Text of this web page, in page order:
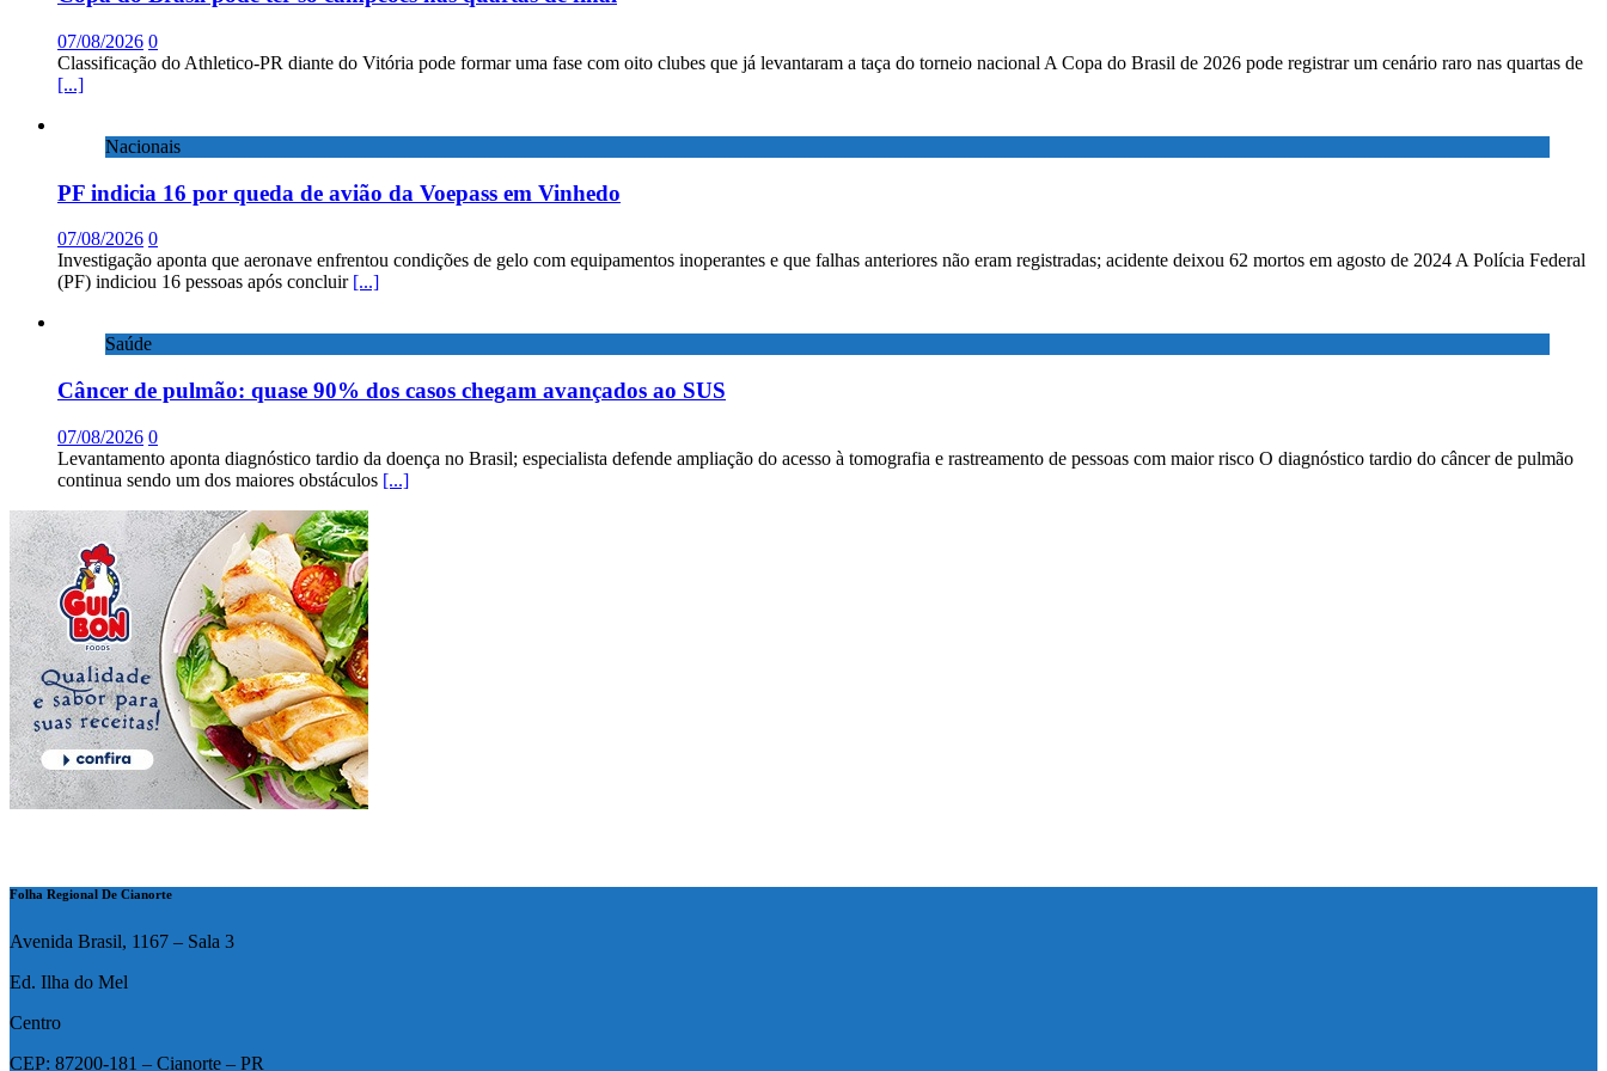
07/08/2026 0
Classificação do Athletico-PR diante do Vitória pode formar uma fase com oito clubes que já levantaram a taça do torneio nacional A Copa do Brasil de 2026 pode registrar um cenário raro nas quartas de
[...]
Nacionais
PF indicia 16 por queda de avião da Voepass em Vinhedo
07/08/2026 0
Investigação aponta que aeronave enfrentou condições de gelo com equipamentos inoperantes e que falhas anteriores não eram registradas; acidente deixou 62 mortos em agosto de 2024 A Polícia Federal
(PF) indiciou 16 pessoas após concluir [...]
Saúde
Câncer de pulmão: quase 90% dos casos chegam avançados ao SUS
07/08/2026 0
Levantamento aponta diagnóstico tardio da doença no Brasil; especialista defende ampliação do acesso à tomografia e rastreamento de pessoas com maior risco O diagnóstico tardio do câncer de pulmão
continua sendo um dos maiores obstáculos [...]
Folha Regional De Cianorte
Avenida Brasil, 1167 – Sala 3
Ed. Ilha do Mel
Centro
CEP: 87200-181 – Cianorte – PR